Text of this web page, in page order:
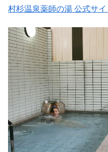
村杉温泉薬師の湯 公式サイ